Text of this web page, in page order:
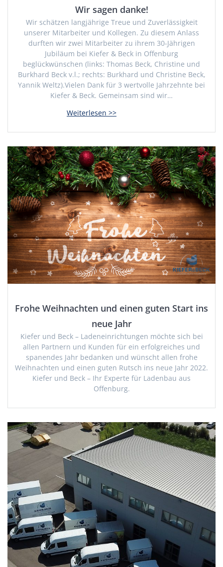
Wir sagen danke!
Wir schätzen langjährige Treue und Zuverlässigkeit
unserer Mitarbeiter und Kollegen. Zu diesem Anlass
durften wir zwei Mitarbeiter zu ihrem 30-Jährigen
Jubiläum bei Kiefer & Beck in Offenburg
beglückwünschen (links: Thomas Beck, Christine und
Burkhard Beck v.l.; rechts: Burkhard und Christine Beck,
Yannik Weltz).Vielen Dank für 3 wertvolle Jahrzehnte bei
Kiefer & Beck. Gemeinsam sind wir…
Frohe Weihnachten und einen guten Start ins
neue Jahr
Kiefer und Beck – Ladeneinrichtungen möchte sich bei
allen Partnern und Kunden für ein erfolgreiches und
spanendes Jahr bedanken und wünscht allen frohe
Weihnachten und einen guten Rutsch ins neue Jahr 2022.
Kiefer und Beck – Ihr Experte für Ladenbau aus
Offenburg.